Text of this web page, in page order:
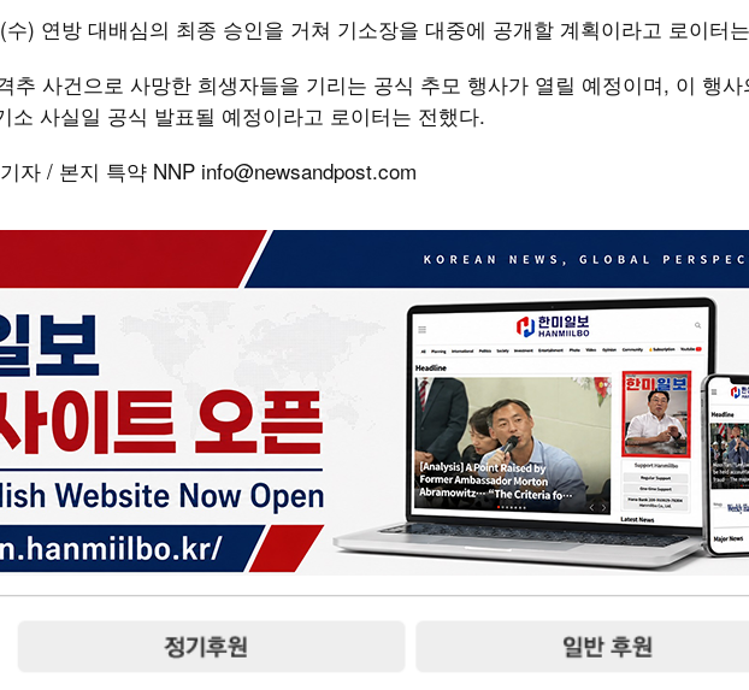
) 연방 대배심의 최종 승인을 거쳐 기소장을 대중에 공개할 계획이라고 로이터
추 사건으로 사망한 희생자들을 기리는 공식 추모 행사가 열릴 예정이며, 이 행
소 사실일 공식 발표될 예정이라고 로이터는 전했다.
자 / 본지 특약 NNP info@newsandpost.com